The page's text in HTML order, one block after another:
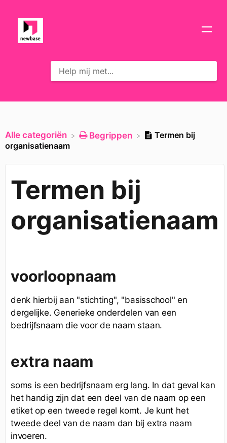
Alle categoriën ​Begrippen
Termen bij
organisatienaam
Termen bij
organisatienaam
voorloopnaam
denk hierbij aan "stichting", "basisschool" en
dergelijke. Generieke onderdelen van een
bedrijfsnaam die voor de naam staan.
extra naam
soms is een bedrijfsnaam erg lang. In dat geval kan
het handig zijn dat een deel van de naam op een
etiket op een tweede regel komt. Je kunt het
tweede deel van de naam dan bij extra naam
invoeren.